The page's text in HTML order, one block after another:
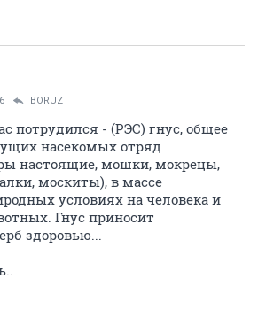
BORUZ
потрудился - (РЭС) гнус, общее
насекомых отряд
настоящие, мошки, мокрецы,
москиты), в массе
условиях на человека и
Гнус приносит
здоровью...